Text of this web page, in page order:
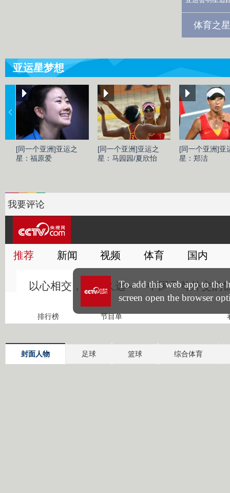
体育之
亚运星梦想
[同一个亚洲]亚运之
星：福原爱
[同一个亚洲]亚运之
星：马园园/夏欣怡
[同一个亚洲]亚
星：郑洁
我要评论
封面人物 足球 篮球 综合体育